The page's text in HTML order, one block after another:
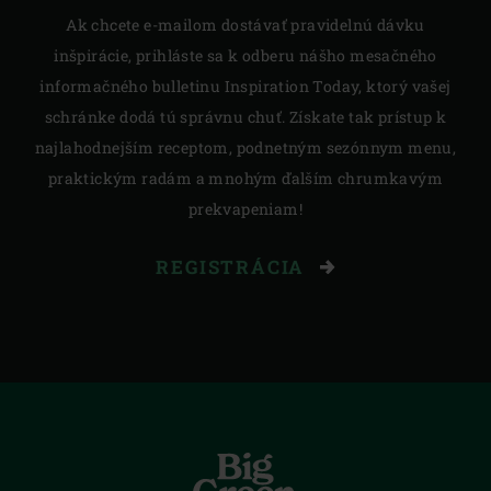
Ak chcete e-mailom dostávať pravidelnú dávku
inšpirácie, prihláste sa k odberu nášho mesačného
informačného bulletinu Inspiration Today, ktorý vašej
schránke dodá tú správnu chuť. Získate tak prístup k
najlahodnejším receptom, podnetným sezónnym menu,
praktickým radám a mnohým ďalším chrumkavým
prekvapeniam!
REGISTRÁCIA